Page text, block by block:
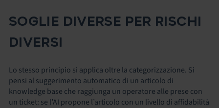
SOGLIE DIVERSE PER RISCHI
DIVERSI
Lo stesso principio si applica oltre la categorizzazione. Si
pensi al suggerimento automatico di un articolo di
knowledge base che raggiunga un operatore alle prese con
un ticket: se l’AI propone l’articolo con un livello di affidabilità